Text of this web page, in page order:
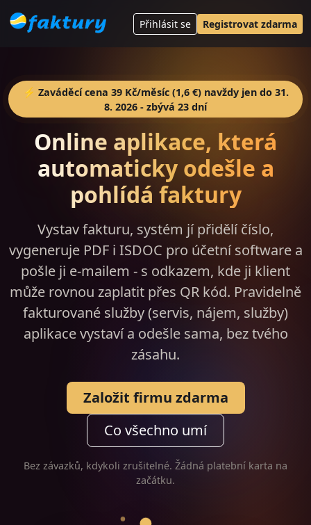
Přihlásit se Registrovat zdarma
⚡ Zaváděcí cena 39 Kč/měsíc (1,6 €) navždy jen do 31.
8. 2026 - zbývá 23 dní
Online aplikace, která
automaticky odešle a
pohlídá faktury
Vystav fakturu, systém jí přidělí číslo,
vygeneruje PDF i ISDOC pro účetní software a
pošle ji e-mailem - s odkazem, kde ji klient
může rovnou zaplatit přes QR kód. Pravidelně
fakturované služby (servis, nájem, služby)
aplikace vystaví a odešle sama, bez tvého
zásahu.
Založit firmu zdarma
Co všechno umí
Bez závazků, kdykoli zrušitelné. Žádná platební karta na
začátku.